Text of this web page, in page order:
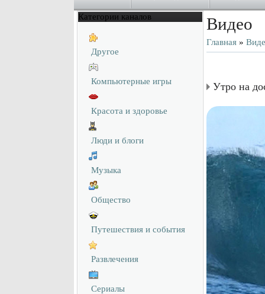
Категории каналов
Другое
Компьютерные игры
Красота и здоровье
Люди и блоги
Музыка
Общество
Путешествия и события
Развлечения
Сериалы
Видео
Главная»
Утро на